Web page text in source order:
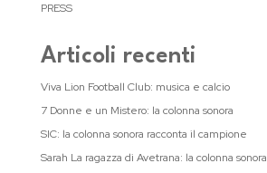
PRESS
Articoli recenti
Viva Lion Football Club: musica e calcio
7 Donne e un Mistero: la colonna sonora
SIC: la colonna sonora racconta il campione
Sarah La ragazza di Avetrana: la colonna sonora